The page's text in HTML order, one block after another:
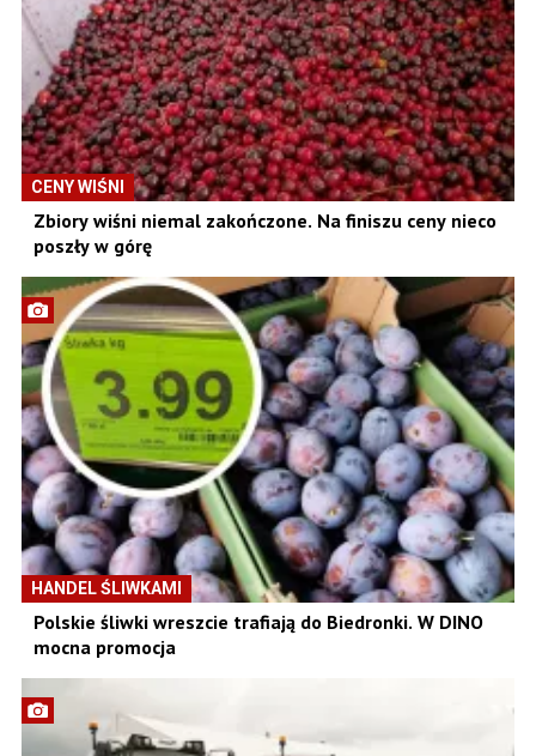
CENY WIŚNI
Zbiory wiśni niemal zakończone. Na finiszu ceny nieco
poszły w górę
HANDEL ŚLIWKAMI
Polskie śliwki wreszcie trafiają do Biedronki. W DINO
mocna promocja